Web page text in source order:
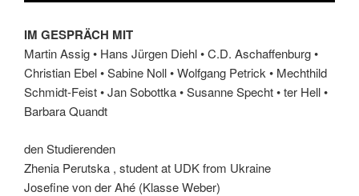
IM GESPRÄCH MIT
Martin Assig • Hans Jürgen Diehl • C.D. Aschaffenburg •
Christian Ebel • Sabine Noll • Wolfgang Petrick • Mechthild
Schmidt-Feist • Jan Sobottka • Susanne Specht • ter Hell •
Barbara Quandt
den Studierenden
Zhenia Perutska , student at UDK from Ukraine
Josefine von der Ahé (Klasse Weber)